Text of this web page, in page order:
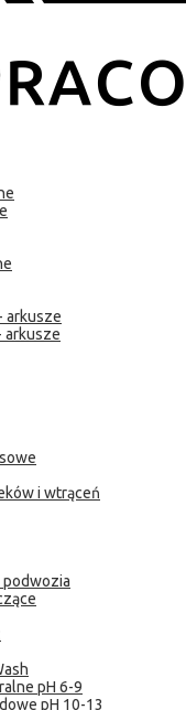
arkusze
arkusze
i wtrąceń
podwozia
pH 6-9
pH 10-13